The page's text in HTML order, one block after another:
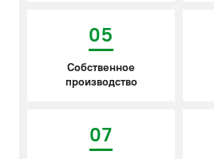
05
Собственное
производство
07